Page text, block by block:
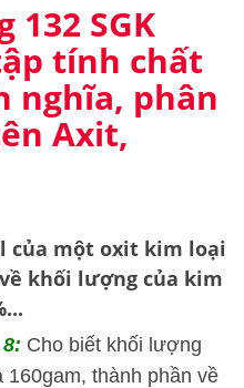
132 SGK
tính chất
nghĩa, phân
Axit,
của một oxit kim loại
khối lượng của kim
Cho biết khối lượng
160gam, thành phần về